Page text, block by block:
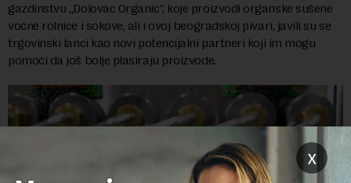
gazdinstvu „Dolovac Organic“, koje proizvodi organske sušene
voćne rolnice i sokove, ali i ovoj beogradskoj pivari, javili su se
trgovinski lanci kao novi potencijalni partneri koji im mogu
pomoći da još bolje plasiraju proizvode.
x